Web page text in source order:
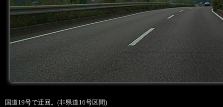
国道19号で迂回。(非県道16号区間)